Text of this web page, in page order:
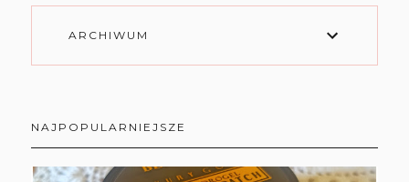
ARCHIWUM
NAJPOPULARNIEJSZE